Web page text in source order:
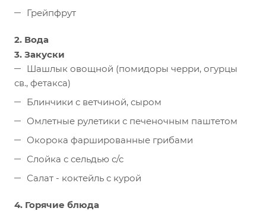
Грейпфрут
2. Вода
3. Закуски
Шашлык овощной (помидоры черри, огурцы
св., фетакса)
Блинчики с ветчиной, сыром
Омлетные рулетики с печеночным паштетом
Окорока фаршированные грибами
Слойка с сельдью с/с
Салат - коктейль с курой
4. Горячие блюда